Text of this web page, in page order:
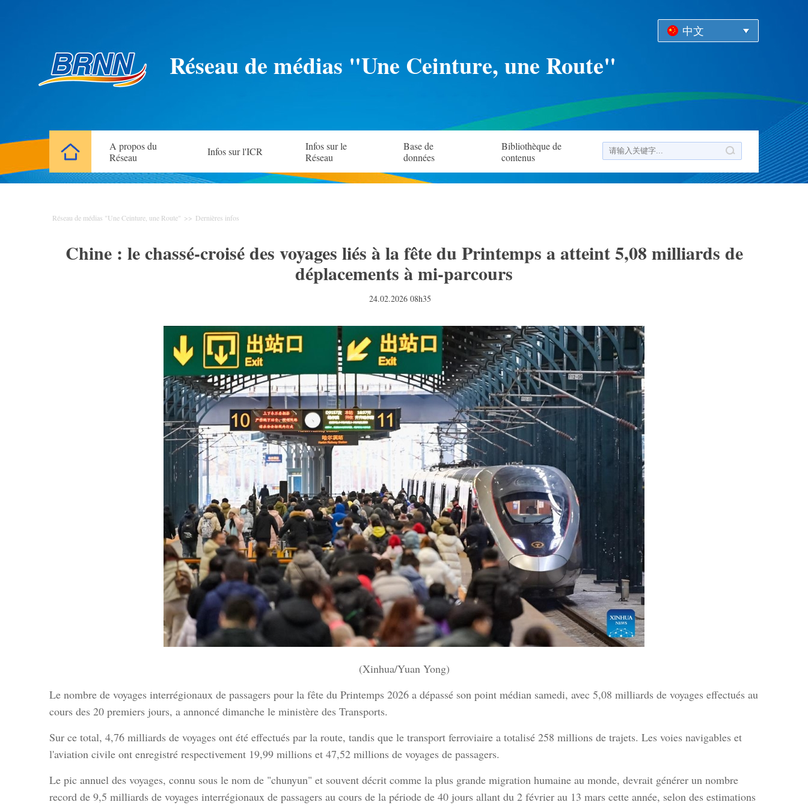
中文
Réseau de médias "Une Ceinture, une Route"
A propos du
Réseau
Infos sur l'ICR
Infos sur le
Réseau
Base de
données
Bibliothèque de
contenus
Réseau de médias "Une Ceinture, une Route" >> Dernières infos
Chine : le chassé-croisé des voyages liés à la fête du Printemps a atteint 5,08 milliards de
déplacements à mi-parcours
24.02.2026 08h35
(Xinhua/Yuan Yong)
Le nombre de voyages interrégionaux de passagers pour la fête du Printemps 2026 a dépassé son point médian samedi, avec 5,08 milliards de voyages effectués au
cours des 20 premiers jours, a annoncé dimanche le ministère des Transports.
Sur ce total, 4,76 milliards de voyages ont été effectués par la route, tandis que le transport ferroviaire a totalisé 258 millions de trajets. Les voies navigables et
l'aviation civile ont enregistré respectivement 19,99 millions et 47,52 millions de voyages de passagers.
Le pic annuel des voyages, connu sous le nom de "chunyun" et souvent décrit comme la plus grande migration humaine au monde, devrait générer un nombre
record de 9,5 milliards de voyages interrégionaux de passagers au cours de la période de 40 jours allant du 2 février au 13 mars cette année, selon des estimations